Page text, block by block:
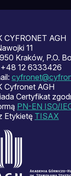
CYFRONET AGH
11
Kraków, P.O.
+48 12 6333426
Cyfronet AGH
Certyfikat
PN-EN ISO/
Etykietę TISAX